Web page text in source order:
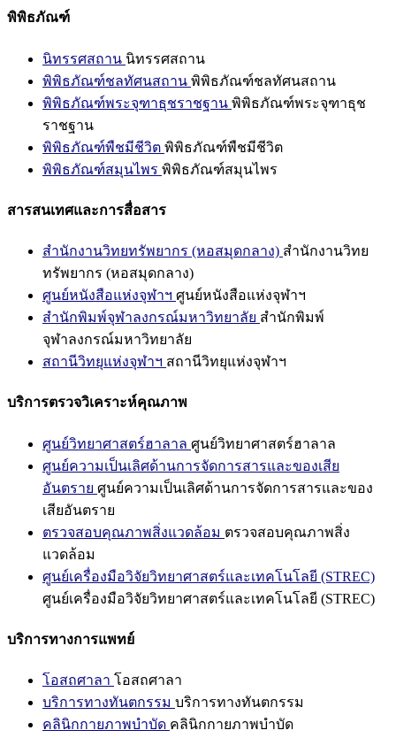
พิพิธภัณฑ์
นิทรรศสถาน นิทรรศสถาน
พิพิธภัณฑ์ชลทัศนสถาน พิพิธภัณฑ์ชลทัศนสถาน
พิพิธภัณฑ์พระจุฑาธุชราชฐาน พิพิธภัณฑ์พระจุฑาธุช
ราชฐาน
พิพิธภัณฑ์พืชมีชีวิต พิพิธภัณฑ์พืชมีชีวิต
พิพิธภัณฑ์สมุนไพร พิพิธภัณฑ์สมุนไพร
สารสนเทศและการสื่อสาร
สำนักงานวิทยทรัพยากร (หอสมุดกลาง) สำนักงานวิทย
ทรัพยากร (หอสมุดกลาง)
ศูนย์หนังสือแห่งจุฬาฯ ศูนย์หนังสือแห่งจุฬาฯ
สำนักพิมพ์จุฬาลงกรณ์มหาวิทยาลัย สำนักพิมพ์
จุฬาลงกรณ์มหาวิทยาลัย
สถานีวิทยุแห่งจุฬาฯ สถานีวิทยุแห่งจุฬาฯ
บริการตรวจวิเคราะห์คุณภาพ
ศูนย์วิทยาศาสตร์ฮาลาล ศูนย์วิทยาศาสตร์ฮาลาล
ศูนย์ความเป็นเลิศด้านการจัดการสารและของเสีย
อันตราย ศูนย์ความเป็นเลิศด้านการจัดการสารและของ
เสียอันตราย
ตรวจสอบคุณภาพสิ่งแวดล้อม ตรวจสอบคุณภาพสิ่ง
แวดล้อม
ศูนย์เครื่องมือวิจัยวิทยาศาสตร์และเทคโนโลยี (STREC)
ศูนย์เครื่องมือวิจัยวิทยาศาสตร์และเทคโนโลยี (STREC)
บริการทางการแพทย์
โอสถศาลา โอสถศาลา
บริการทางทันตกรรม บริการทางทันตกรรม
คลินิกกายภาพบำบัด คลินิกกายภาพบำบัด